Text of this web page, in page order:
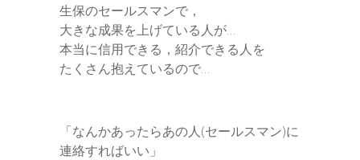
生保のセールスマンで，
大きな成果を上げている人が…
本当に信用できる，紹介できる人を
たくさん抱えているので…
「なんかあったらあの人(セールスマン)に
連絡すればいい」